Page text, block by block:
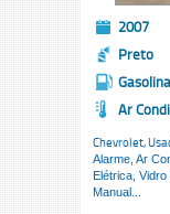
2007
Preto
Gasolina
Ar
Chevrolet,
Alarme, Ar
Elétrica, Vidro
Manual...